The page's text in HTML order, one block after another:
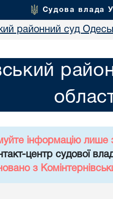
Судова влада
районний суд
інформацію лише
центр судової
з